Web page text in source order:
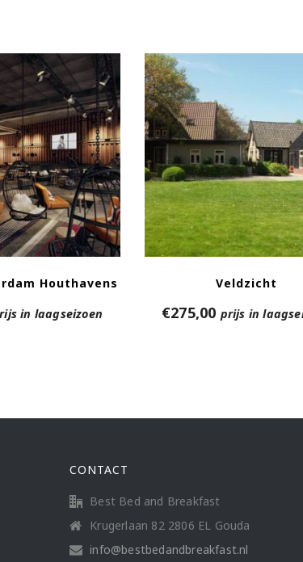
Houthavens
in laagseizoen
Veldzicht
€275,00 prijs in
CONTACT
Best Bed and Breakfast
Krugerlaan 82 2806 EL Gouda
info@bestbedandbreakfast.nl